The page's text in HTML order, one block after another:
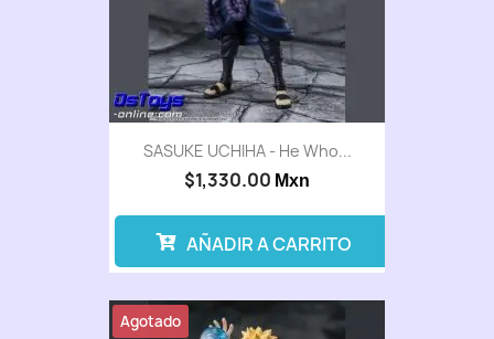
SASUKE UCHIHA - He Who...
$1,330.00 Mxn
AÑADIR A CARRITO
Agotado